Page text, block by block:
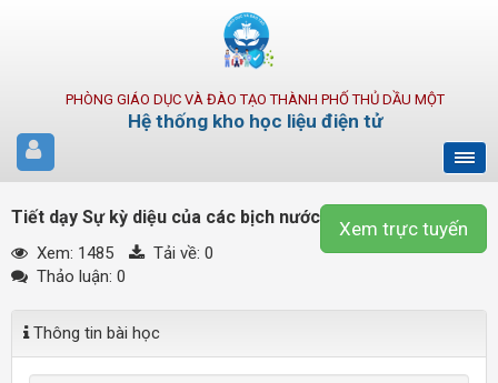
PHÒNG GIÁO DỤC VÀ ĐÀO TẠO THÀNH PHỐ THỦ DẦU MỘT
Hệ thống kho học liệu điện tử
Xem trực tuyến
Tiết dạy Sự kỳ diệu của các bịch nước
Xem: 1485 Tải về: 0
Thảo luận: 0
Thông tin bài học